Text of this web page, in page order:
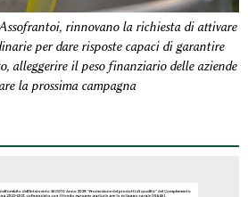
rinnovano la richiesta di attivare
per dare risposte capaci di garantire
alleggerire il peso finanziario delle aziende
la prossima campagna